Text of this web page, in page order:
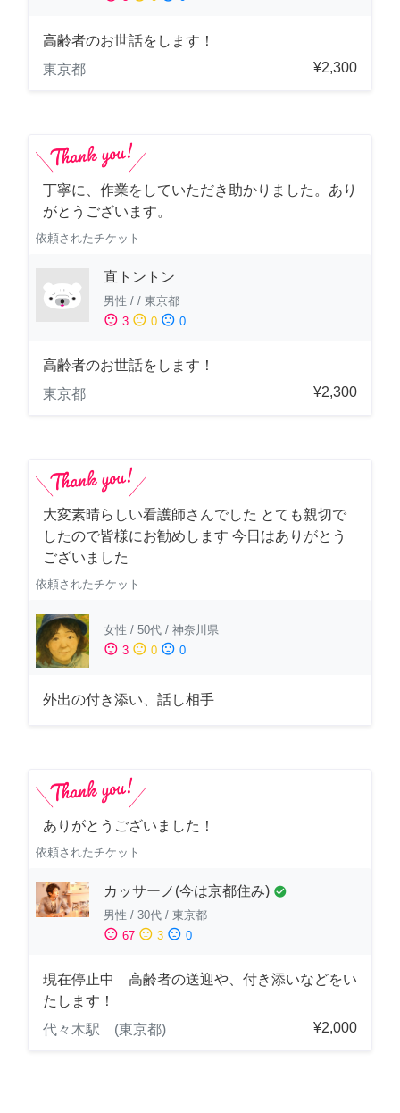
高齢者のお世話をします！
東京都
¥2,300
丁寧に、作業をしていただき助かりました。あり
がとうございます。
依頼されたチケット
直トントン
男性 / / 東京都
sentiment_satisfied 3 sentiment_neutral 0 sentiment_dissatisfied 0
高齢者のお世話をします！
東京都
¥2,300
大変素晴らしい看護師さんでした とても親切で
したので皆様にお勧めします 今日はありがとう
ございました
依頼されたチケット
女性 / 50代 / 神奈川県
sentiment_satisfied 3 sentiment_neutral 0 sentiment_dissatisfied 0
外出の付き添い、話し相手
ありがとうございました！
依頼されたチケット
カッサーノ(今は京都住み) check_circle
男性 / 30代 / 東京都
sentiment_satisfied 67 sentiment_neutral 3 sentiment_dissatisfied 0
現在停止中 高齢者の送迎や、付き添いなどをい
たします！
代々木駅 (東京都)
¥2,000